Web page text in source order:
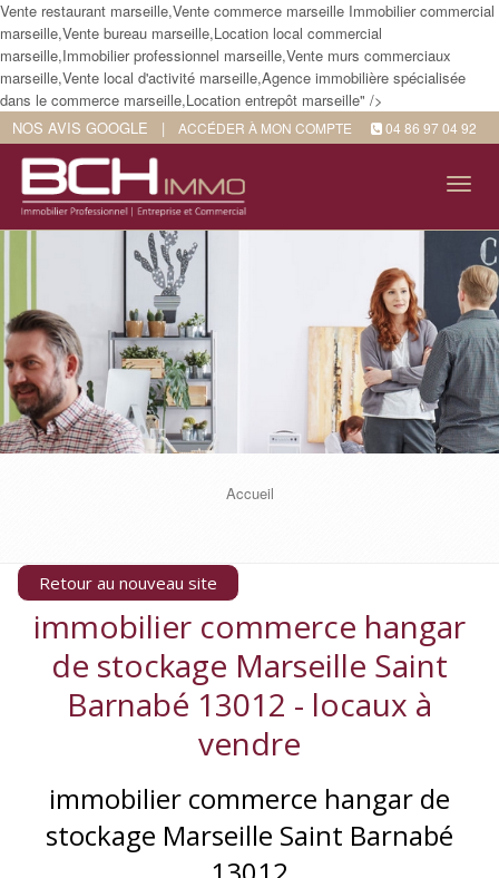
Vente restaurant marseille,Vente commerce marseille Immobilier commercial
marseille,Vente bureau marseille,Location local commercial
marseille,Immobilier professionnel marseille,Vente murs commerciaux
marseille,Vente local d'activité marseille,Agence immobilière spécialisée
dans le commerce marseille,Location entrepôt marseille" />
NOS AVIS GOOGLE
| ACCÉDER À MON COMPTE 04 86 97 04 92
Accueil
Retour au nouveau site
immobilier commerce hangar
de stockage Marseille Saint
Barnabé 13012 - locaux à
vendre
immobilier commerce hangar de
stockage Marseille Saint Barnabé